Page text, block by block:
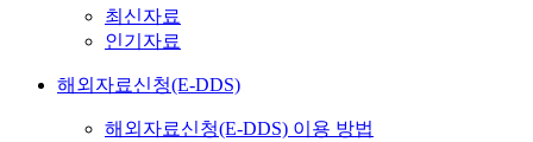
최신자료
인기자료
해외자료신청(E-DDS)
해외자료신청(E-DDS) 이용 방법